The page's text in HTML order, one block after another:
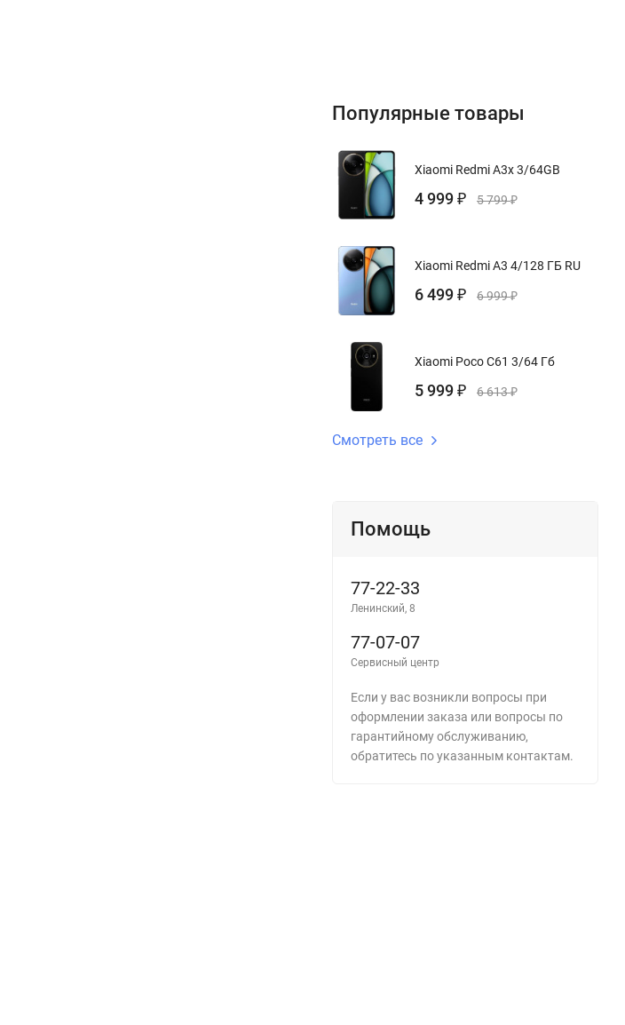
Популярные товары
Xiaomi Redmi A3x 3/64GB
4 999 ₽ 5 799₽
Xiaomi Redmi A3 4/128 ГБ RU
6 499 ₽ 6 999₽
Xiaomi Poco C61 3/64 Гб
5 999 ₽ 6 613₽
Смотреть все
Помощь
77-22-33
Ленинский, 8
77-07-07
Сервисный центр
Если у вас возникли вопросы при
оформлении заказа или вопросы по
гарантийному обслуживанию,
обратитесь по указанным контактам.